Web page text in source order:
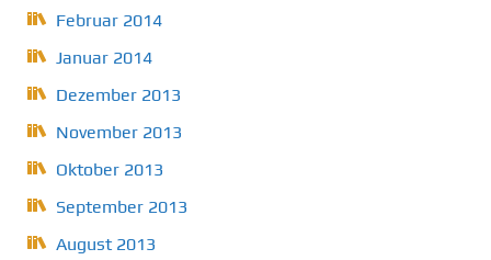
Februar 2014
Januar 2014
Dezember 2013
November 2013
Oktober 2013
September 2013
August 2013